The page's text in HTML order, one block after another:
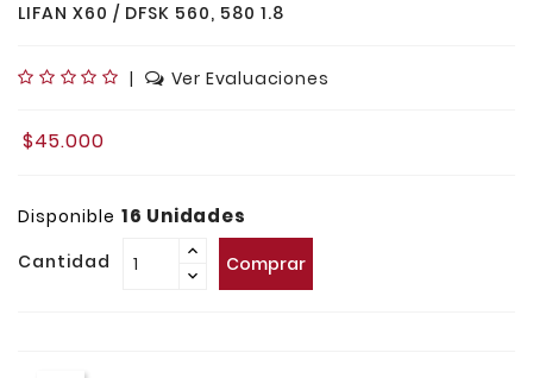
LIFAN X60 / DFSK 560, 580 1.8
| Ver Evaluaciones
$45.000
Disponible 16 Unidades
Cantidad Comprar